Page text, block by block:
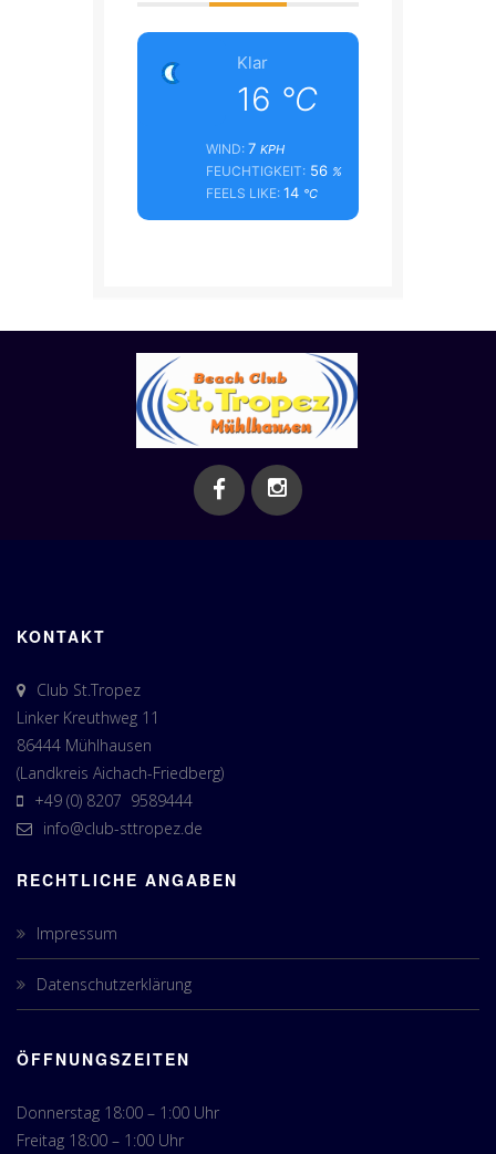
Klar
16 °C
WIND:7 KPH
FEUCHTIGKEIT: 56 %
FEELS LIKE:14 °C
KONTAKT
Club St.Tropez
Linker Kreuthweg 11
86444 Mühlhausen
(Landkreis Aichach-Friedberg)
+49 (0) 8207 9589444
info@club-sttropez.de
RECHTLICHE ANGABEN
Impressum
Datenschutzerklärung
ÖFFNUNGSZEITEN
Donnerstag 18:00 – 1:00 Uhr
Freitag 18:00 – 1:00 Uhr